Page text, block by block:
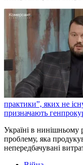
практики”, яких не
призначають
Україні в нинішньому
проблему, яка
непередбачувані